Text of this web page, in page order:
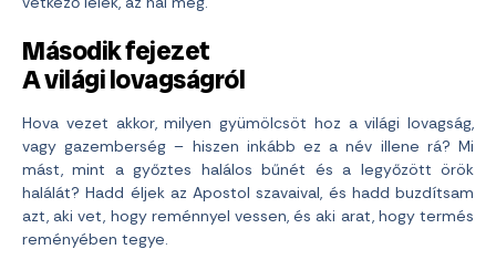
Második fejezet
A világi lovagságról
Hova vezet akkor, milyen gyümölcsöt hoz a világi lovagság,
vagy gazemberség – hiszen inkább ez a név illene rá? Mi
mást, mint a győztes halálos bűnét és a legyőzött örök
halálát? Hadd éljek az Apostol szavaival, és hadd buzdítsam
azt, aki vet, hogy reménnyel vessen, és aki arat, hogy termés
reményében tegye.